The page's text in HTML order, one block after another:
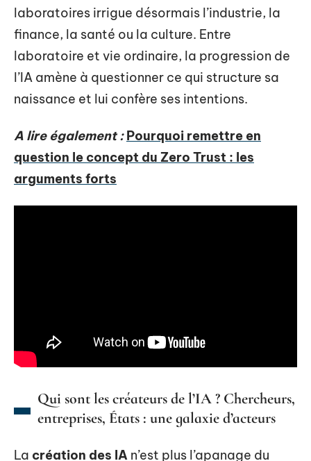
laboratoires irrigue désormais l’industrie, la
finance, la santé ou la culture. Entre
laboratoire et vie ordinaire, la progression de
l’IA amène à questionner ce qui structure sa
naissance et lui confère ses intentions.
A lire également : Pourquoi remettre en
question le concept du Zero Trust : les
arguments forts
Qui sont les créateurs de l’IA ? Chercheurs,
entreprises, États : une galaxie d’acteurs
La création des IA n’est plus l’apanage du